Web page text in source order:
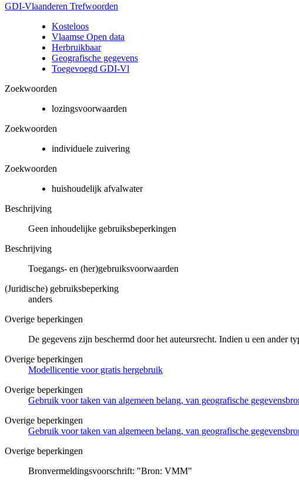
GDI-Vlaanderen Trefwoorden
Kosteloos
Vlaamse Open data
Herbruikbaar
Geografische gegevens
Toegevoegd GDI-Vl
Zoekwoorden
lozingsvoorwaarden
Zoekwoorden
individuele zuivering
Zoekwoorden
huishoudelijk afvalwater
Beschrijving
Geen inhoudelijke gebruiksbeperkingen
Beschrijving
Toegangs- en (her)gebruiksvoorwaarden
(Juridische) gebruiksbeperking
anders
Overige beperkingen
De gegevens zijn beschermd door het auteursrecht. Indien u een ander
Overige beperkingen
Modellicentie voor gratis hergebruik
Overige beperkingen
Gebruik voor taken van algemeen belang, van geografische
Overige beperkingen
Gebruik voor taken van algemeen belang, van geografische
Overige beperkingen
Bronvermeldingsvoorschrift: "Bron: VMM"